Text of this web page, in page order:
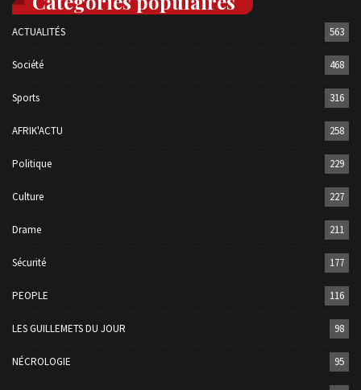
ACTUALITÉS 563
Société 468
Sports 316
AFRIK'ACTU 258
Politique 229
Culture 227
Drame 211
Sécurité 177
PEOPLE 116
LES GUILLEMETS DU JOUR 98
NÉCROLOGIE 95